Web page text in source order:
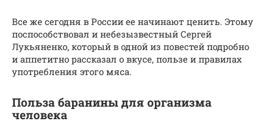
Все же сегодня в России ее начинают ценить. Этому
поспособствовал и небезызвестный Сергей
Лукьяненко, который в одной из повестей подробно
и аппетитно рассказал о вкусе, пользе и правилах
употребления этого мяса.
Польза баранины для организма
человека